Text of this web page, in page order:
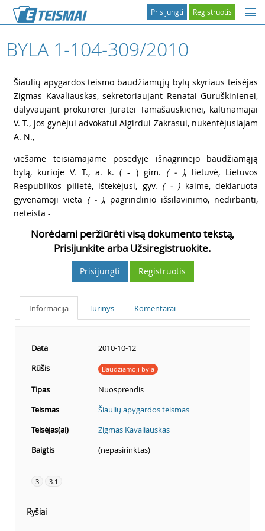
Registruotis
Prisijungti
BYLA 1-104-309/2010
Šiaulių apygardos teismo baudžiamųjų bylų skyriaus teisėjas
Zigmas Kavaliauskas, sekretoriaujant Renatai Guruškinienei,
dalyvaujant prokurorei Jūratei Tamašauskienei, kaltinamajai
V. T., jos gynėjui advokatui Algirdui Zakrasui, nukentėjusiajam
A. N.,
viešame teisiamajame posėdyje išnagrinėjo baudžiamąją
bylą, kurioje V. T., a. k. ( - ) gim. ( - ), lietuvė, Lietuvos
Respublikos pilietė, ištekėjusi, gyv. ( - ) kaime, deklaruota
gyvenamoji vieta ( - ), pagrindinio išsilavinimo, nedirbanti,
neteista -
Norėdami peržiūrėti visą dokumento tekstą,
Prisijunkite arba Užsiregistruokite.
Prisijungti Registruotis
Informacija Turinys Komentarai
Data
2010-10-12
Rūšis
Baudžiamoji byla
Tipas
Nuosprendis
Teismas
Šiaulių apygardos teismas
Teisėjas(ai)
Zigmas Kavaliauskas
Baigtis
(nepasirinktas)
3 3.1
Ryšiai